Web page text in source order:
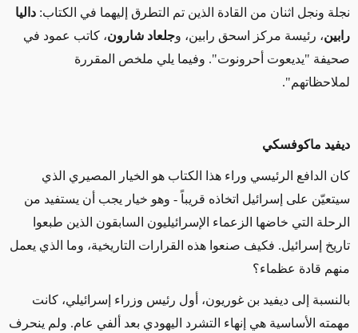
نجلة ونجل اثنان من القادة الذين تم التطرق إليهما في الكتاب: داليا
رابين، رئيسة مركز اسحق رابين، وجلعاد شارون، كاتب عمود في
صحيفة "يديعوت أحرونوت". وفيما يلي ملخص المقررة
لملاحظاتهم".
ديفيد ماكوفسكي
كان الدافع الرئيسي وراء هذا الكتاب هو الخيار المصيري الذي
سيتعيّن على إسرائيل اتخاذه قريباً - وهو خيار يجب أن يستفيد من
الرحلة التي خاضها الزعماء الإسرائيليون السابقون الذين طبعوا
تاريخ إسرائيل. فكيف صنعوا هذه القرارات التاريخية، وما الذي يعمل
منهم قادة عظماء؟
بالنسبة إلى ديفيد بن غوريون، أول رئيس وزراء إسرائيلي، كانت
مهمته الأساسية هي إنهاء التشرد اليهودي بعد ألفي عام. ولم ينحرف